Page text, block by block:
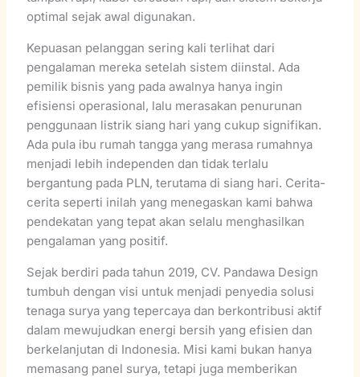
optimal sejak awal digunakan.
Kepuasan pelanggan sering kali terlihat dari
pengalaman mereka setelah sistem diinstal. Ada
pemilik bisnis yang pada awalnya hanya ingin
efisiensi operasional, lalu merasakan penurunan
penggunaan listrik siang hari yang cukup signifikan.
Ada pula ibu rumah tangga yang merasa rumahnya
menjadi lebih independen dan tidak terlalu
bergantung pada PLN, terutama di siang hari. Cerita-
cerita seperti inilah yang menegaskan kami bahwa
pendekatan yang tepat akan selalu menghasilkan
pengalaman yang positif.
Sejak berdiri pada tahun 2019, CV. Pandawa Design
tumbuh dengan visi untuk menjadi penyedia solusi
tenaga surya yang tepercaya dan berkontribusi aktif
dalam mewujudkan energi bersih yang efisien dan
berkelanjutan di Indonesia. Misi kami bukan hanya
memasang panel surya, tetapi juga memberikan